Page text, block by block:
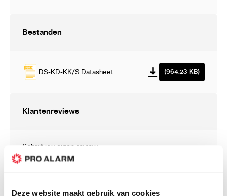
Deze website maakt gebruik van cookies
Bestanden
DS-KD-KK/S Datasheet (964.23 KB)
Klantenreviews
Schrijf uw eigen review
U plaatst een review over: